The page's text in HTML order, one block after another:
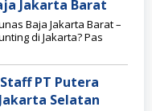
Jakarta Barat
Baja Jakarta Barat –
di Jakarta? Pas
PT Putera
Selatan